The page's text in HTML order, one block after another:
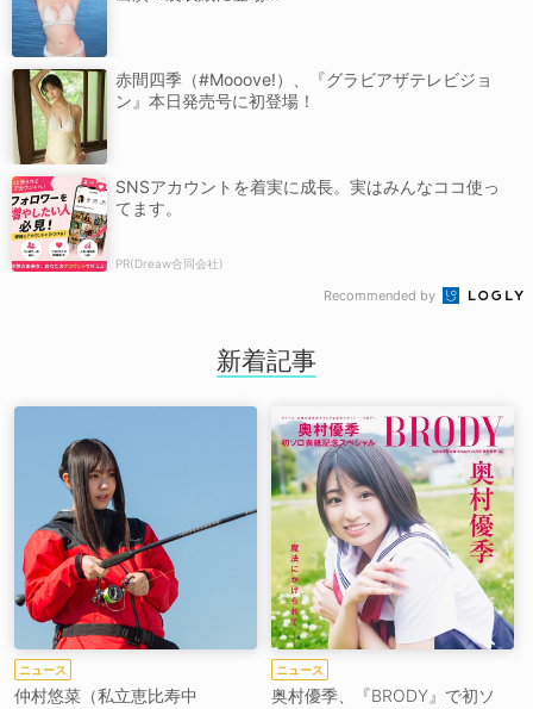
赤間四季（#Mooove!）、『グラビアザテレビジョ
ン』本日発売号に初登場！
SNSアカウントを着実に成長。実はみんなココ使っ
てます。
PR(Dreaw合同会社)
Recommended by
新着記事
ニュース
仲村悠菜（私立恵比寿中
ニュース
奥村優季、『BRODY』で初ソ